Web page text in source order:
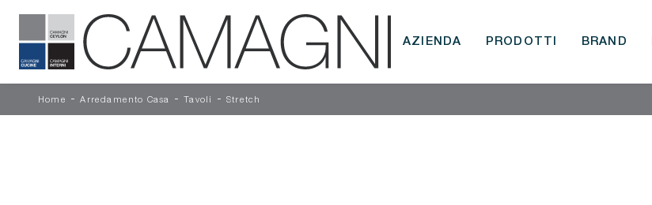
AZIENDA PRODOTTI BRAND
Home -Arredamento Casa - Tavoli -Stretch